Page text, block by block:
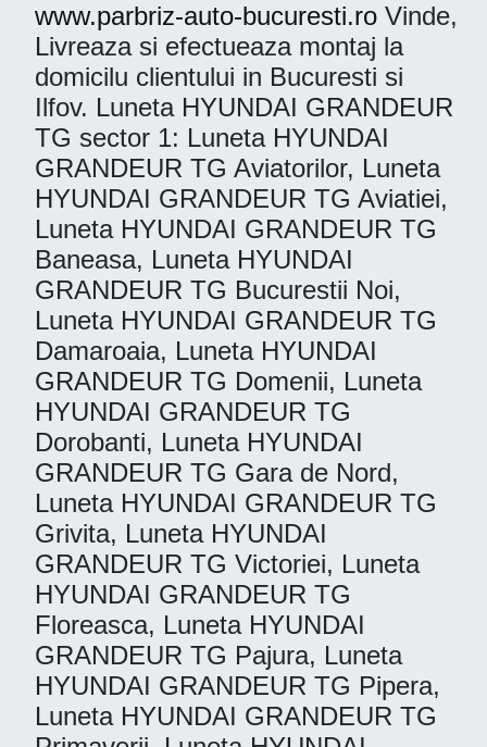
www.parbriz-auto-bucuresti.ro Vinde,
Livreaza si efectueaza montaj la
domicilu clientului in Bucuresti si
Ilfov. Luneta HYUNDAI GRANDEUR
TG sector 1: Luneta HYUNDAI
GRANDEUR TG Aviatorilor, Luneta
HYUNDAI GRANDEUR TG Aviatiei,
Luneta HYUNDAI GRANDEUR TG
Baneasa, Luneta HYUNDAI
GRANDEUR TG Bucurestii Noi,
Luneta HYUNDAI GRANDEUR TG
Damaroaia, Luneta HYUNDAI
GRANDEUR TG Domenii, Luneta
HYUNDAI GRANDEUR TG
Dorobanti, Luneta HYUNDAI
GRANDEUR TG Gara de Nord,
Luneta HYUNDAI GRANDEUR TG
Grivita, Luneta HYUNDAI
GRANDEUR TG Victoriei, Luneta
HYUNDAI GRANDEUR TG
Floreasca, Luneta HYUNDAI
GRANDEUR TG Pajura, Luneta
HYUNDAI GRANDEUR TG Pipera,
Luneta HYUNDAI GRANDEUR TG